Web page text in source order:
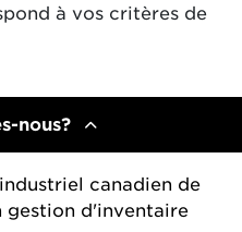
à vos critères de
nous?
canadien de
gestion d'inventaire